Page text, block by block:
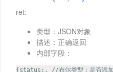
ret:
类型：JSON对象
描述：正确返回
内部字段：
{status:, //布尔类型；是否添